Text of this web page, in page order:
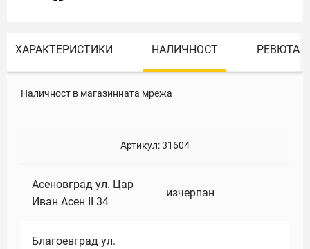
ХАРАКТЕРИСТИКИ НАЛИЧНОСТ РЕВЮТА
Наличност в магазинната мрежа
Артикул:31604
Асеновград ул. Цар
Иван Асен II 34
изчерпан
Благоевград ул.